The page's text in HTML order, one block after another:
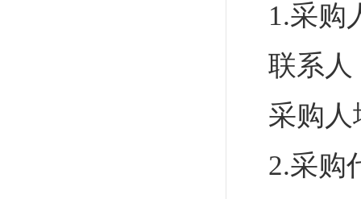
1.采购
联系人
采购
2.采购